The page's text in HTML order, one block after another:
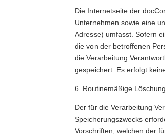
Die Internetseite der
Unternehmen sowie eine
Adresse) umfasst. Sofern
die von der betroffenen
die Verarbeitung
gespeichert. Es erfolgt
6. Routinemäßige
Der für die Verarbeitung
Speicherungszwecks
Vorschriften, welchen der